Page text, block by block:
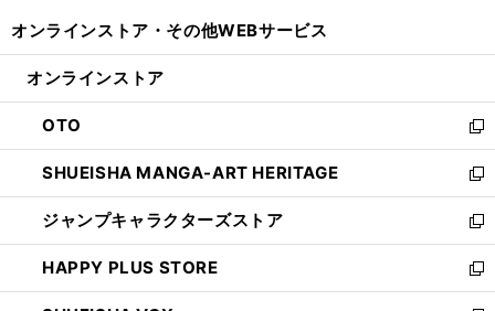
開
ン
ウ
で
開
く
ウ
ン
ド
ウ
で
開
く
オンラインストア・ その他WEBサービス
オンラインストア
OTO
新
し
い
ウ
ィ
ン
ド
ウ
SHUEISHA MANGA-ART HERITAGE
新
し
い
ウ
ィ
ン
ジャンプキャラクターズストア
新
し
い
ウ
HAPPY PLUS STORE
新
し